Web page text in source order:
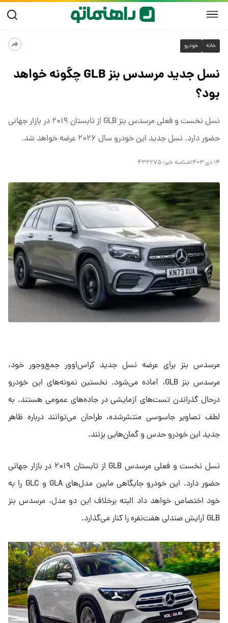
خانه خودرو
نسل جدید مرسدس بنز GLB چگونه خواهد
بود؟
نسل نخست و فعلی مرسدس بنز GLB از تابستان ۲۰۱۹ در بازار جهانی
حضور دارد. نسل جدید این خودرو سال ۲۰۲۶ عرضه خواهد شد.
۱۴ دی ۱۴۰۳ شناسه خبر: ۴۳۲۲۷۵
مرسدس بنز برای عرضه نسل جدید کراس‌اوور جمع‌وجور خود،
مرسدس بنز GLB، آماده می‌شود. نخستین نمونه‌های این خودرو
درحال گذراندن تست‌های آزمایشی در جاده‌های عمومی هستند. به
لطف تصاویر جاسوسی منتشرشده، طراحان می‌توانند درباره ظاهر
جدید این خودرو حدس و گمان‌هایی بزنند.
نسل نخست و فعلی مرسدس GLB از تابستان ۲۰۱۹ در بازار جهانی
حضور دارد. این خودرو جایگاهی مابین مدل‌های GLA و GLC را به
خود اختصاص خواهد داد البته برخلاف این دو مدل، مرسدس بنز
GLB آرایش صندلی هفت‌نفره را کنار می‌گذارد.